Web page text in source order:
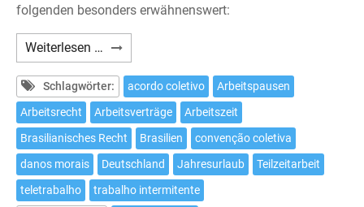
folgenden besonders erwähnenswert:
Weiterlesen … Arbeitsrechtsreform
in
Brasilien
Schlagwörter: acordo coletivo
Arbeitspausen
Arbeitsrecht
Arbeitsverträge
Arbeitszeit
Brasilianisches Recht
Brasilien
convenção coletiva
danos morais
Deutschland Jahresurlaub
Teilzeitarbeit
teletrabalho
trabalho intermitente